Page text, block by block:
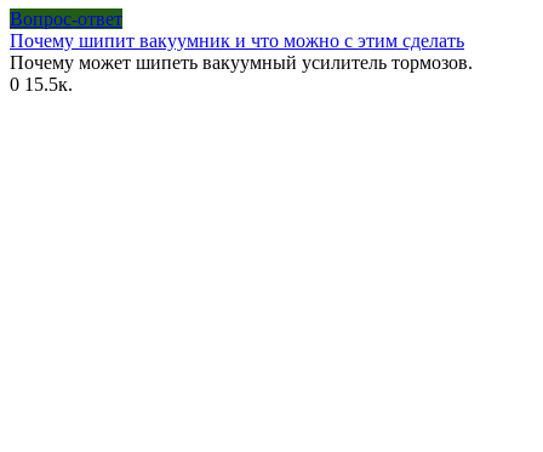
Вопрос-ответ
Почему шипит вакуумник и что можно с этим сделать
Почему может шипеть вакуумный усилитель тормозов.
0 15.5к.